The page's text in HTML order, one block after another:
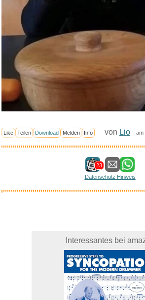
Like Teilen Download Melden Info von Lio am
23
Datenschutz Hinweis
Interessantes bei